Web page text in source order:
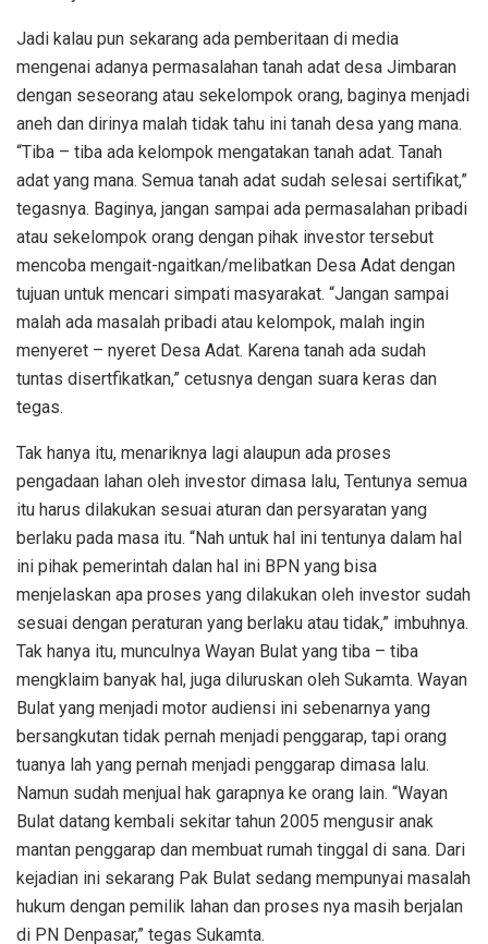
Jadi kalau pun sekarang ada pemberitaan di media
mengenai adanya permasalahan tanah adat desa Jimbaran
dengan seseorang atau sekelompok orang, baginya menjadi
aneh dan dirinya malah tidak tahu ini tanah desa yang mana.
“Tiba – tiba ada kelompok mengatakan tanah adat. Tanah
adat yang mana. Semua tanah adat sudah selesai sertifikat,”
tegasnya. Baginya, jangan sampai ada permasalahan pribadi
atau sekelompok orang dengan pihak investor tersebut
mencoba mengait-ngaitkan/melibatkan Desa Adat dengan
tujuan untuk mencari simpati masyarakat. “Jangan sampai
malah ada masalah pribadi atau kelompok, malah ingin
menyeret – nyeret Desa Adat. Karena tanah ada sudah
tuntas disertfikatkan,” cetusnya dengan suara keras dan
tegas.
Tak hanya itu, menariknya lagi alaupun ada proses
pengadaan lahan oleh investor dimasa lalu, Tentunya semua
itu harus dilakukan sesuai aturan dan persyaratan yang
berlaku pada masa itu. “Nah untuk hal ini tentunya dalam hal
ini pihak pemerintah dalan hal ini BPN yang bisa
menjelaskan apa proses yang dilakukan oleh investor sudah
sesuai dengan peraturan yang berlaku atau tidak,” imbuhnya.
Tak hanya itu, munculnya Wayan Bulat yang tiba – tiba
mengklaim banyak hal, juga diluruskan oleh Sukamta. Wayan
Bulat yang menjadi motor audiensi ini sebenarnya yang
bersangkutan tidak pernah menjadi penggarap, tapi orang
tuanya lah yang pernah menjadi penggarap dimasa lalu.
Namun sudah menjual hak garapnya ke orang lain. “Wayan
Bulat datang kembali sekitar tahun 2005 mengusir anak
mantan penggarap dan membuat rumah tinggal di sana. Dari
kejadian ini sekarang Pak Bulat sedang mempunyai masalah
hukum dengan pemilik lahan dan proses nya masih berjalan
di PN Denpasar,” tegas Sukamta.